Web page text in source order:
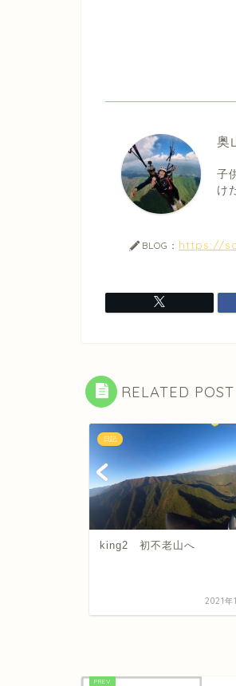
奥
子
け
BLOG： https://
RELATED POST
日記
king2 初不老山へ
2021年